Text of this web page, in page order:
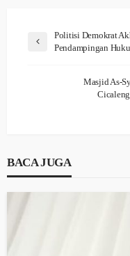
Politisi Demokrat
Pendampingan
Masjid As-
BACA JUGA